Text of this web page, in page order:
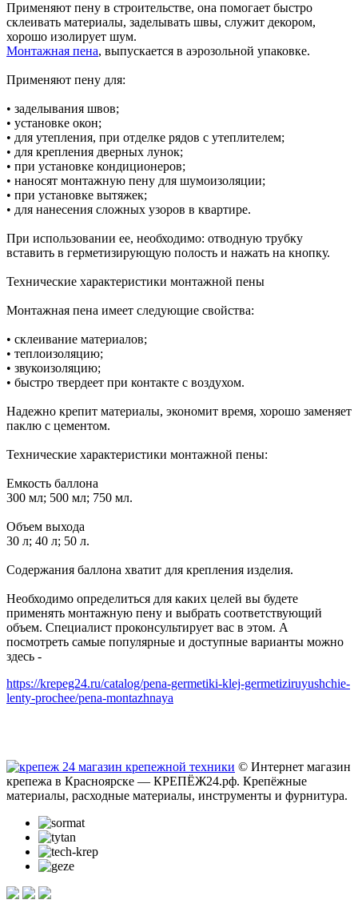
Применяют пену в строительстве, она помогает быстро
склеивать материалы, заделывать швы, служит декором,
хорошо изолирует шум.
Монтажная пена, выпускается в аэрозольной упаковке.
Применяют пену для:
• заделывания швов;
• установке окон;
• для утепления, при отделке рядов с утеплителем;
• для крепления дверных лунок;
• при установке кондиционеров;
• наносят монтажную пену для шумоизоляции;
• при установке вытяжек;
• для нанесения сложных узоров в квартире.
При использовании ее, необходимо: отводную трубку
вставить в герметизирующую полость и нажать на кнопку.
Технические характеристики монтажной пены
Монтажная пена имеет следующие свойства:
• склеивание материалов;
• теплоизоляцию;
• звукоизоляцию;
• быстро твердеет при контакте с воздухом.
Надежно крепит материалы, экономит время, хорошо заменяет
паклю с цементом.
Технические характеристики монтажной пены:
Емкость баллона
300 мл; 500 мл; 750 мл.
Объем выхода
30 л; 40 л; 50 л.
Содержания баллона хватит для крепления изделия.
Необходимо определиться для каких целей вы будете
применять монтажную пену и выбрать соответствующий
объем. Специалист проконсультирует вас в этом. А
посмотреть самые популярные и доступные варианты можно
здесь -
https://krepeg24.ru/catalog/pena-germetiki-klej-germetiziruyushchie-
lenty-prochee/pena-montazhnaya
© Интернет магазин
крепежа в Красноярске — КРЕПЁЖ24.рф. Крепёжные
материалы, расходные материалы, инструменты и фурнитура.